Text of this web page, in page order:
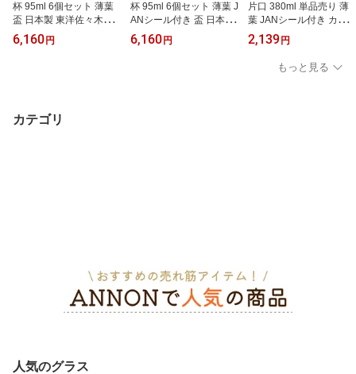
杯 95ml 6個セット 薄葉
盃 日本製 東洋佐々木ガ
ラス（B-21303CS）ハン
ドメイド風・食洗機対応
6,160 円
杯 95ml 6個セット 薄葉 J
ANシール付き 盃 日本製
東洋佐々木ガラス（B-21
303CS-JAN）ハンドメ
6,160 円
片口 380ml 単品売り 薄
葉 JANシール付き カラ
フェ 日本製 東洋佐々木
ガラス（B-21315CS-JA
N）ハンドメイド風・食
洗機対応のガラス片口
2,139 円
もっと見る
カテゴリ
人気のグラス